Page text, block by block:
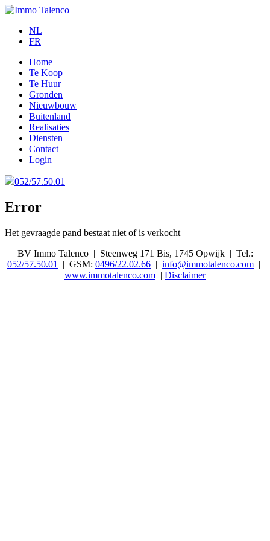
NL
FR
Home
Te Koop
Te Huur
Gronden
Nieuwbouw
Buitenland
Realisaties
Diensten
Contact
Login
052/57.50.01
Error
Het gevraagde pand bestaat niet of is verkocht
BV Immo Talenco | Steenweg 171 Bis, 1745 Opwijk | Tel.:
052/57.50.01
| GSM: 0496/22.02.66 | info@immotalenco.com |
www.immotalenco.com | Disclaimer